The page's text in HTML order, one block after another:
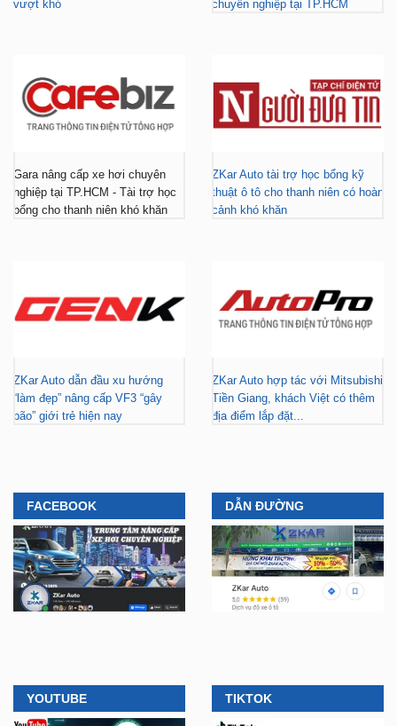
vượt khó chuyên nghiệp tại TP.HCM
Gara nâng cấp xe hơi chuyên
nghiệp tại TP.HCM - Tài trợ học
bổng cho thanh niên khó khăn
ZKar Auto tài trợ học bổng kỹ
thuật ô tô cho thanh niên có hoàn
cảnh khó khăn
ZKar Auto dẫn đầu xu hướng
“làm đẹp” nâng cấp VF3 “gây
bão” giới trẻ hiện nay
ZKar Auto hợp tác với Mitsubishi
Tiền Giang, khách Việt có thêm
địa điểm lắp đặt...
FACEBOOK DẪN ĐƯỜNG
YOUTUBE TIKTOK